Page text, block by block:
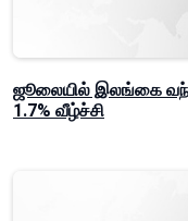
ஜூலையில் இலங்கை
1.7% வீழ்ச்சி